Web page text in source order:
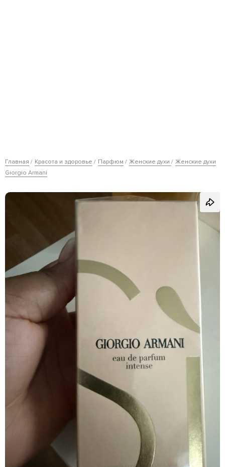
Главная Красота и здоровье Парфюм Женские духи
Женские духи
Giorgio Armani